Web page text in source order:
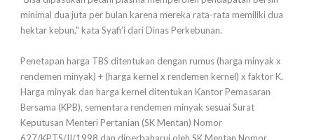
minimal dua juta per bulan karena mereka rata-rata memiliki dua
hektar kebun," kata Syafi’i dari Dinas Perkebunan.
Penetapan harga TBS ditentukan dengan rumus (harga minyak x
rendemen minyak) + (harga kernel x rendemen kernel) x faktor K.
Harga minyak dan harga kernel ditentukan Kantor Pemasaran
Bersama (KPB), sementara rendemen minyak sesuai Surat
Keputusan Menteri Pertanian (SK Mentan) Nomor